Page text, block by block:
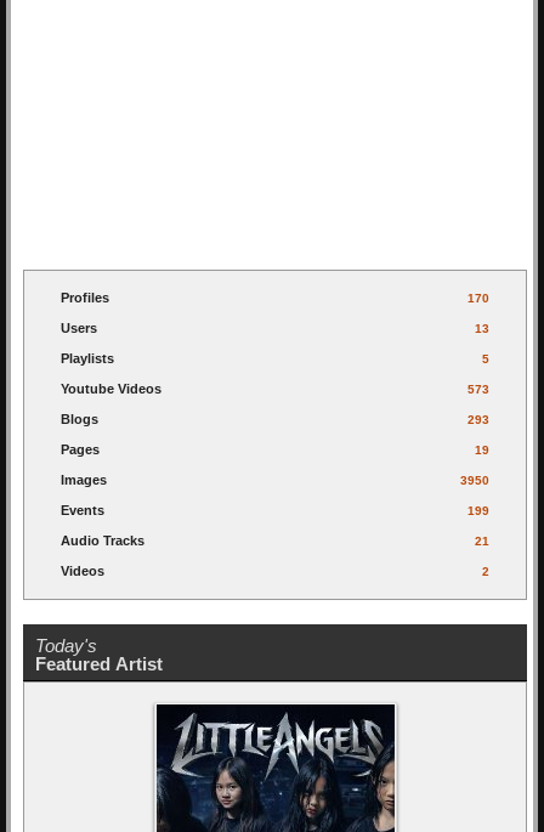
Profiles 170
Users 13
Playlists 5
Youtube Videos 573
Blogs 293
Pages 19
Images 3950
Events 199
Audio Tracks 21
Videos 2
Today's
Featured Artist